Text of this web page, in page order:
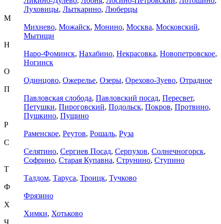
Луховицы, Лыткарино, Люберцы
М
Михнево, Можайск, Монино, Москва, Московский,
Мытищи
Н
Наро-Фоминск, Нахабино, Некрасовка, Новопетровское,
Ногинск
О
Одинцово, Ожерелье, Озеры, Орехово-Зуево, Отрадное
П
Павловская слобода, Павловский посад, Пересвет,
Петушки, Пироговский, Подольск, Покров, Протвино,
Пушкино, Пущино
Р
Раменское, Реутов, Рошаль, Руза
С
Селятино, Сергиев Посад, Серпухов, Солнечногорск,
Софрино, Старая Купавна, Струнино, Ступино
Т
Талдом, Таруса, Троицк, Тучково
Ф
Фрязино
Х
Химки, Хотьково
Ч